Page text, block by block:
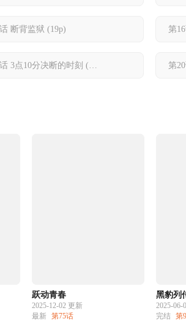
断背监狱 (19p) 第
3点10分决断的时刻 (20p) 第
跃动青春
2025-12-02 更新
最新 第75话
黑豹列
2025-06-
完结 第